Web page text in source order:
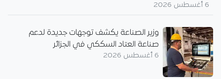
6 أغسطس 2026
وزير الصناعة يكشف توجهات جديدة لدعم
صناعة العتاد السككي في الجزائر
6 أغسطس 2026